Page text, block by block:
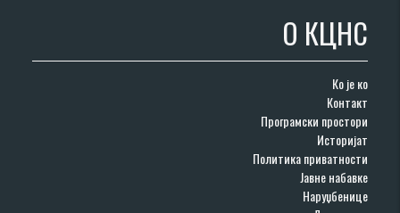
О КЦНС
Ко је ко
Контакт
Програмски простори
Историјат
Политика приватности
Јавне набавке
Наруџбенице